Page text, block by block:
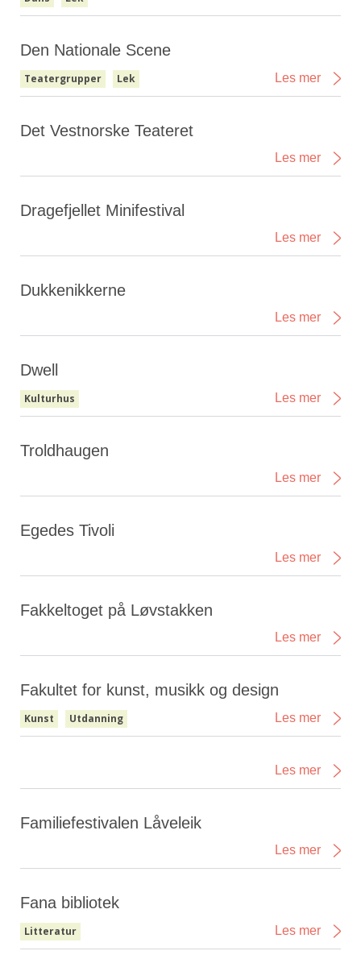
Den Nationale Scene
Teatergrupper Lek Les mer
Det Vestnorske Teateret
Les mer
Dragefjellet Minifestival
Les mer
Dukkenikkerne
Les mer
Dwell
Kulturhus Les mer
Troldhaugen
Les mer
Egedes Tivoli
Les mer
Fakkeltoget på Løvstakken
Les mer
Fakultet for kunst, musikk og design
Kunst Utdanning Les mer
Les mer
Familiefestivalen Låveleik
Les mer
Fana bibliotek
Litteratur Les mer